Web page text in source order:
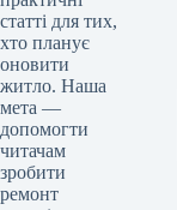
статті для тих,
хто планує
оновити
житло. Наша
мета —
допомогти
читачам
зробити
ремонт